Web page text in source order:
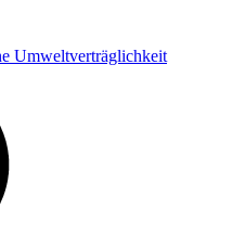
Umweltverträglichkeit